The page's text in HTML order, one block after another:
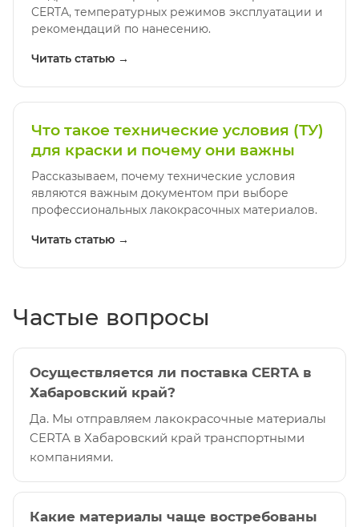
CERTA, температурных режимов эксплуатации и
рекомендаций по нанесению.
Читать статью →
Что такое технические условия (ТУ)
для краски и почему они важны
Рассказываем, почему технические условия
являются важным документом при выборе
профессиональных лакокрасочных материалов.
Читать статью →
Частые вопросы
Осуществляется ли поставка CERTA в
Хабаровский край?
Да. Мы отправляем лакокрасочные материалы
CERTA в Хабаровский край транспортными
компаниями.
Какие материалы чаще востребованы